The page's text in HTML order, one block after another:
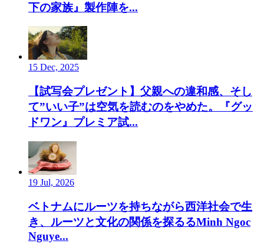
下の家族』製作陣を...
15 Dec, 2025
【試写会プレゼント】父親への違和感、そし
て”いい子”は空気を読むのをやめた。『グッ
ドワン』プレミア試...
19 Jul, 2026
ベトナムにルーツを持ちながら西洋社会で生
き、ルーツと文化の関係を探るるMinh Ngoc
Nguye...